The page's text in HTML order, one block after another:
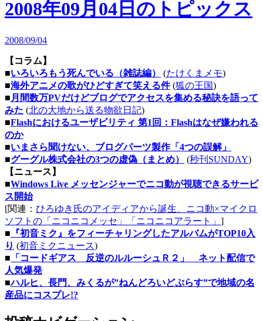
2008年09月04日のトピックス
2008/09/04
【コラム】
■いろいろもう死んでいる（雑誌編） (たけくまメモ)
■海外アニメの歌がひどすぎて笑える件(狐の王国)
■ 月間数万PVだけどブログでアクセスを集める秘訣を語って
みた (北の大地から送る物欲日記)
■Flashにおけるユーザビリティ 第1回：Flashはなぜ嫌われる
のか
■いまさら聞けない、ブログパーツ製作「4つの誤解」
■グーグル株式会社の3つの虚偽（まとめ） (秒刊SUNDAY)
【ニュース】
■Windows Live メッセンジャーでニコ動が視聴できるサービ
ス開始
[関連： ひろゆき氏のアイディアから誕生、ニコ動×マイクロ
ソフトの「ニコニコメッセ」「ニコニコアラート」 ]
■ 『初音ミク』をフィーチャリングしたアルバムがTOP10入
り (初音ミクニュース)
■ 「コードギアス 反逆のルルーシュＲ２」 ネット配信で
人気爆発
■ハルヒ、長門、みくるが”ねんどろいどぷらす”で地域の名
産品にコスプレ!?